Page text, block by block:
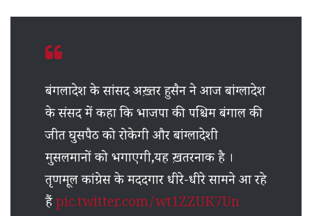
बंगलादेश के सांसद अख़्तर हुसैन ने आज बांग्लादेश
के संसद में कहा कि भाजपा की पश्चिम बंगाल की
जीत घुसपैठ को रोकेगी और बांग्लादेशी
मुसलमानों को भगाएगी,यह ख़तरनाक है ।
तृणमूल कांग्रेस के मददगार धीरे-धीरे सामने आ रहे
हैंpic.twitter.com/wt1ZZUK7Un